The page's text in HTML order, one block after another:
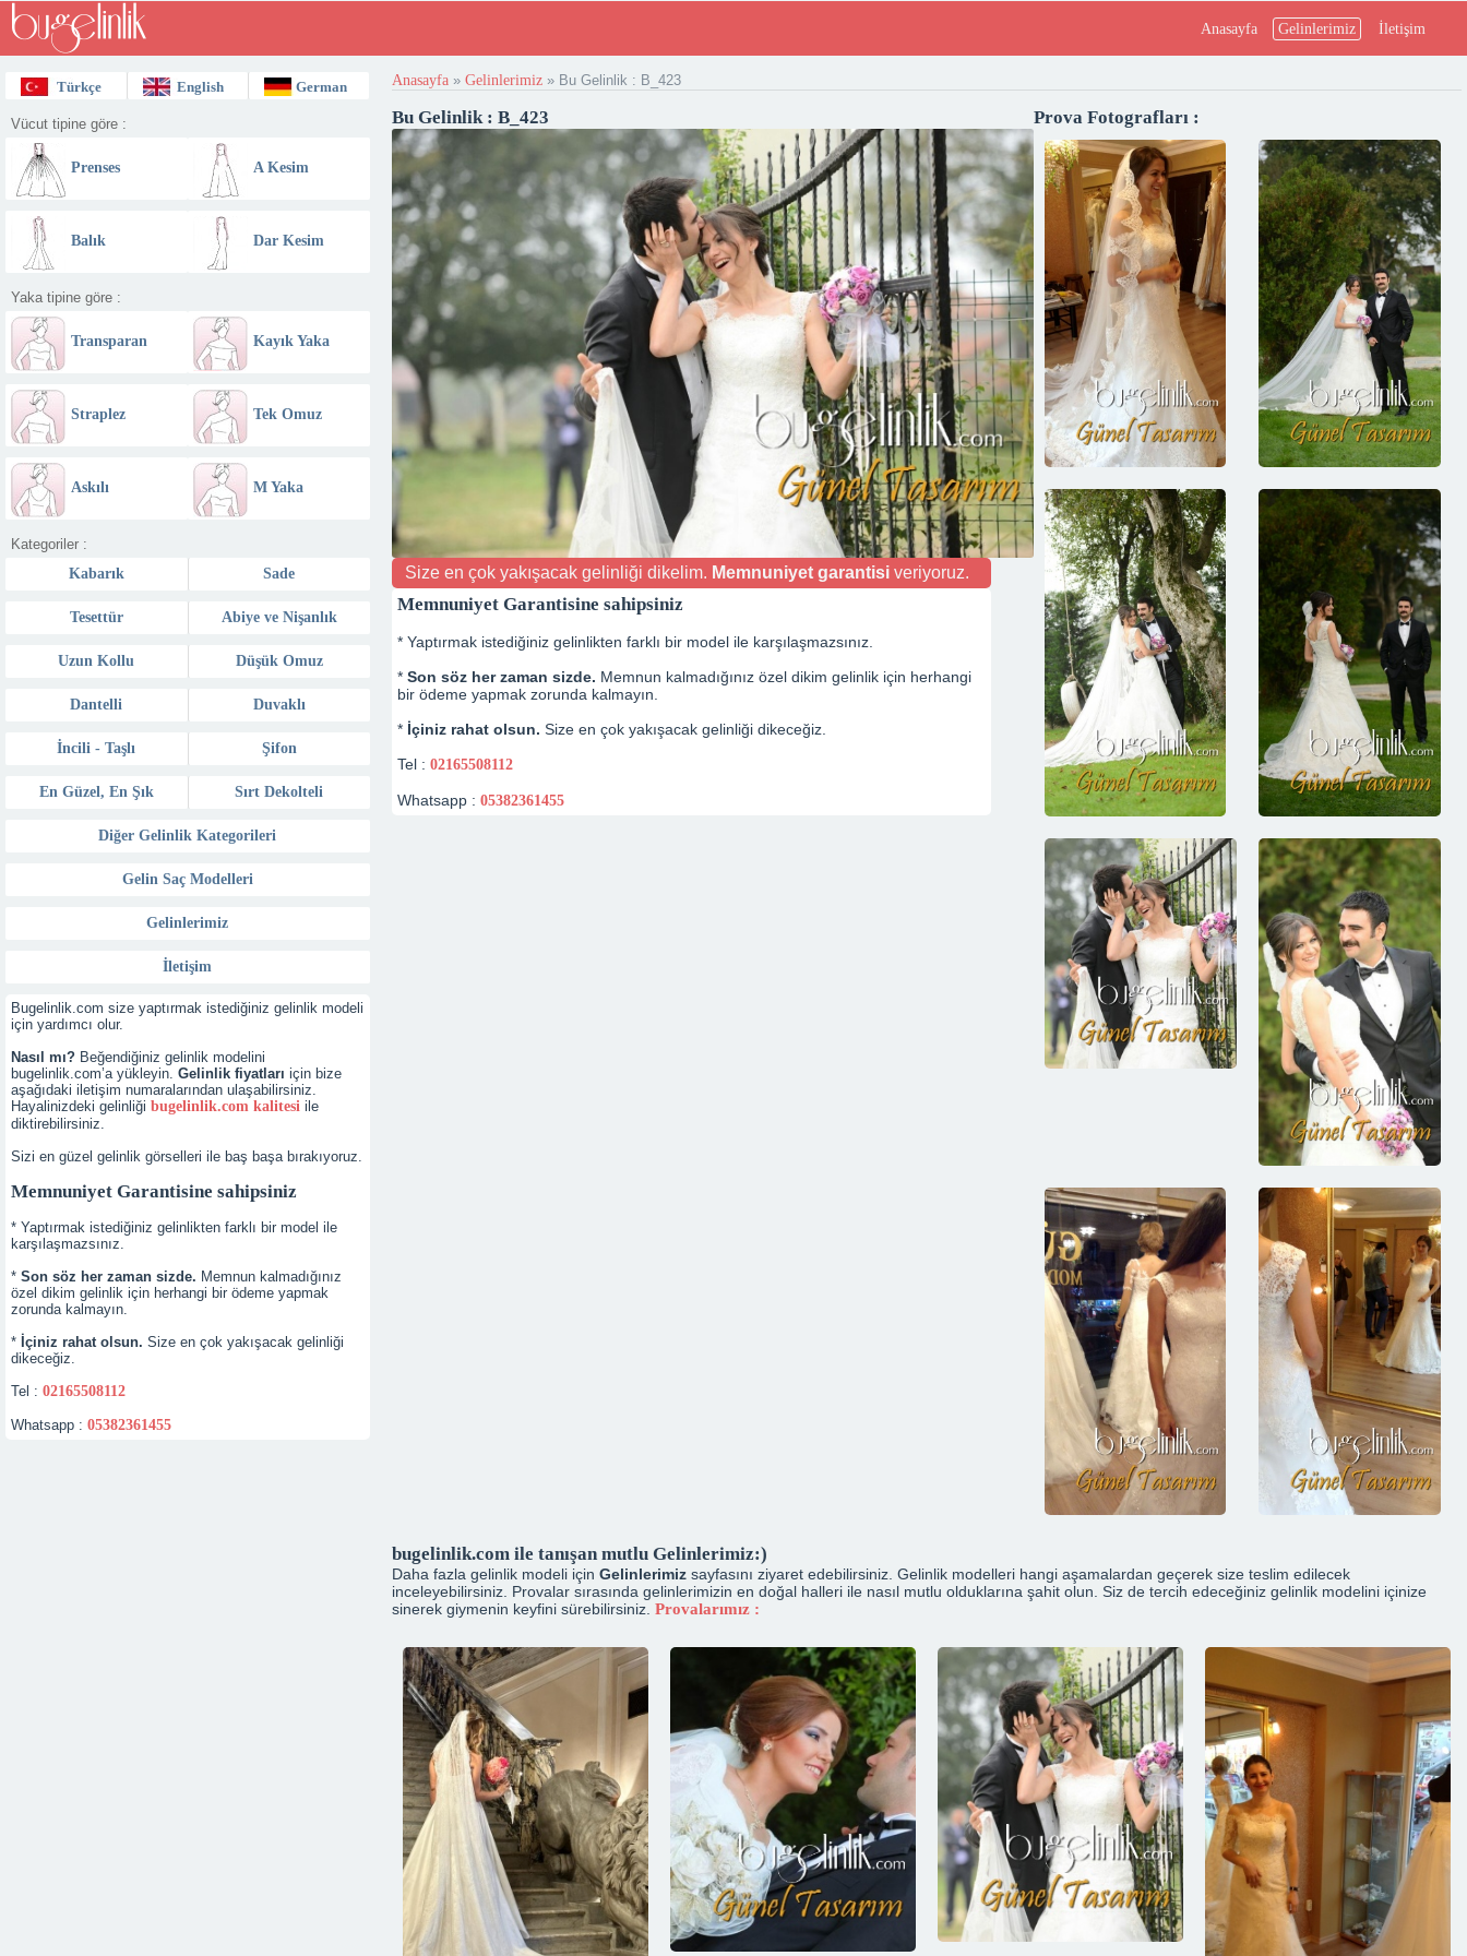
Anasayfa Gelinlerimiz İletişim
Türkçe English German
Vücut tipine göre :
Prenses A Kesim
Balık Dar Kesim
Yaka tipine göre :
Transparan Kayık Yaka
Straplez Tek Omuz
Askılı M Yaka
Kategoriler :
Kabarık
Sade
Tesettür Abiye ve Nişanlık
Uzun Kollu Düşük Omuz
Dantelli Duvaklı
İncili - Taşlı Şifon
En Güzel, En Şık Sırt Dekolteli
Diğer Gelinlik Kategorileri
Gelin Saç Modelleri
Gelinlerimiz
İletişim
Bugelinlik.com size yaptırmak istediğiniz gelinlik modeli
için yardımcı olur.
Nasıl mı? Beğendiğiniz gelinlik modelini
bugelinlik.com’a yükleyin. Gelinlik fiyatları için bize
aşağıdaki iletişim numaralarından ulaşabilirsiniz.
Hayalinizdeki gelinliği bugelinlik.com kalitesi ile
diktirebilirsiniz.
Sizi en güzel gelinlik görselleri ile baş başa bırakıyoruz.
Memnuniyet Garantisine sahipsiniz
* Yaptırmak istediğiniz gelinlikten farklı bir model ile
karşılaşmazsınız.
* Son söz her zaman sizde. Memnun kalmadığınız
özel dikim gelinlik için herhangi bir ödeme yapmak
zorunda kalmayın.
* İçiniz rahat olsun. Size en çok yakışacak gelinliği
dikeceğiz.
Tel : 02165508112
Whatsapp : 05382361455
Anasayfa» Gelinlerimiz» Bu Gelinlik : B_423
Bu Gelinlik : B_423
Size en çok yakışacak gelinliği dikelim. Memnuniyet garantisiveriyoruz.
Memnuniyet Garantisine sahipsiniz
* Yaptırmak istediğiniz gelinlikten farklı bir model ile karşılaşmazsınız.
* Son söz her zaman sizde. Memnun kalmadığınız özel dikim gelinlik için herhangi
bir ödeme yapmak zorunda kalmayın.
* İçiniz rahat olsun. Size en çok yakışacak gelinliği dikeceğiz.
Tel : 02165508112
Whatsapp : 05382361455
Prova Fotografları :
bugelinlik.com ile tanışan mutlu Gelinlerimiz:)
Daha fazla gelinlik modeli için Gelinlerimizsayfasını ziyaret edebilirsiniz. Gelinlik modelleri hangi aşamalardan geçerek size teslim edilecek
inceleyebilirsiniz. Provalar sırasında gelinlerimizin en doğal halleri ile nasıl mutlu olduklarına şahit olun. Siz de tercih edeceğiniz gelinlik modelini içinize
sinerek giymenin keyfini sürebilirsiniz. Provalarımız :